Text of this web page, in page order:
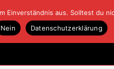
aus. Solltest du
Nein Datenschutzerklärung